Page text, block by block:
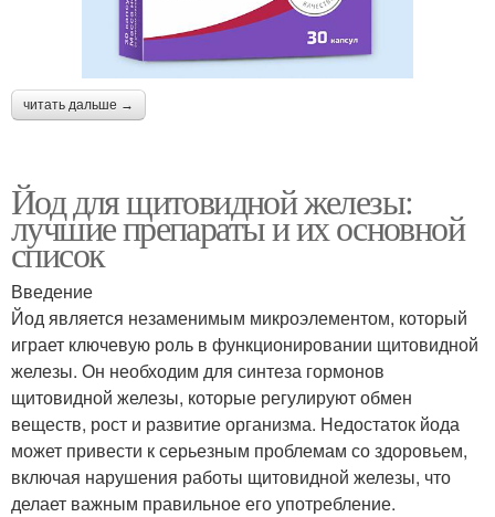
читать дальше →
Йод для щитовидной железы:
лучшие препараты и их основной
список
Введение
Йод является незаменимым микроэлементом, который
играет ключевую роль в функционировании щитовидной
железы. Он необходим для синтеза гормонов
щитовидной железы, которые регулируют обмен
веществ, рост и развитие организма. Недостаток йода
может привести к серьезным проблемам со здоровьем,
включая нарушения работы щитовидной железы, что
делает важным правильное его употребление.